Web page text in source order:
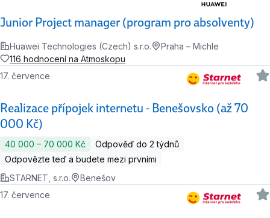
Junior Project manager (program pro absolventy)
Huawei Technologies (Czech) s.r.o.
Praha – Michle
116 hodnocení na Atmoskopu
Realizace přípojek internetu - Benešovsko (až 70
000 Kč)
17. července
40 000 ‍–‍ 70 000 Kč
Odpověď do 2 týdnů
Odpovězte teď a budete mezi prvními
STARNET, s.r.o.
Benešov
17. července